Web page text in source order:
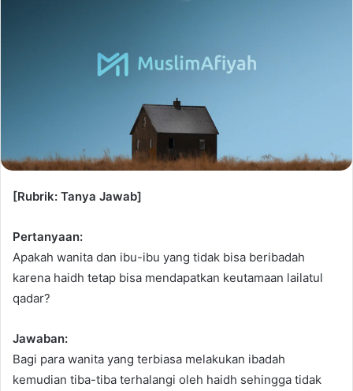
[Rubrik: Tanya Jawab]
Pertanyaan:
Apakah wanita dan ibu-ibu yang tidak bisa beribadah
karena haidh tetap bisa mendapatkan keutamaan lailatul
qadar?
Jawaban:
Bagi para wanita yang terbiasa melakukan ibadah
kemudian tiba-tiba terhalangi oleh haidh sehingga tidak